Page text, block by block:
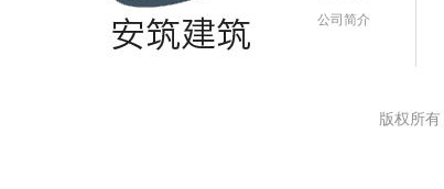
公司简介
版权所有